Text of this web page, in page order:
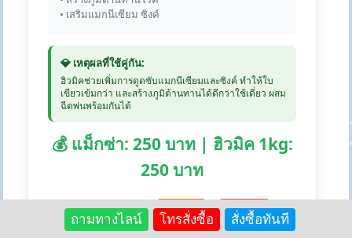
• เสริมแมกนีเซียม ซิงค์
💎 เหตุผลที่ใช้คู่กัน:
ฮิวมิคช่วยเพิ่มการดูดซับแมกนีเซียมและซิงค์ ทำให้ใบ
เขียวเข้มกว่า และสร้างภูมิต้านทานได้ดีกว่าใช้เดี่ยว ผสม
ฉีดพ่นพร้อมกันได้
💰 แม็กซ่า: 250 บาท | ฮิวมิค 1kg:
250 บาท
🛒 สั่งซื้อแม็กซ่า: Lazada Shopee
ถามทางไลน์ โทรสั่งซื้อ สั่งซื้อทันที